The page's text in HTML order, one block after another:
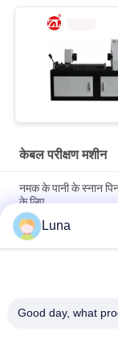
केबल परीक्षण मशीन
नमक के पानी के स्नान
के लिए
एएसटीएम डी149
सामग्री ब्रेकडाउन
आईईसी 60068-2
Luna
Good day, what